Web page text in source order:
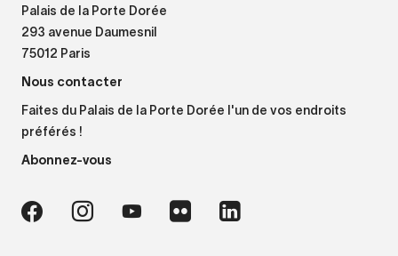
Palais de la Porte Dorée
293 avenue Daumesnil
75012 Paris
Nous contacter
Faites du Palais de la Porte Dorée l'un de vos endroits
préférés !
Abonnez-vous